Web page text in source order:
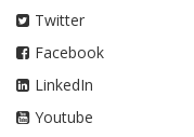
Twitter
Facebook
LinkedIn
Youtube